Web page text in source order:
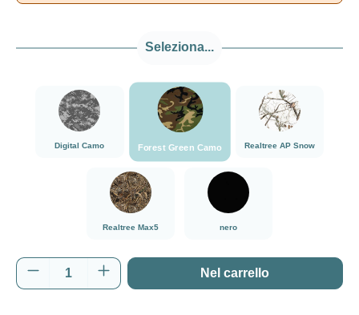
Seleziona...
Digital Camo
###Digital Camo###LensCoat
Forest Green Camo
###Forest Green Camo###LensCoat
Realtree AP Snow
###Realtree AP
Realtree Max5
###Realtree Max5###LensCoat
nero
nero
Quantità del prodotto: inserisci la quantità
Nel carrello